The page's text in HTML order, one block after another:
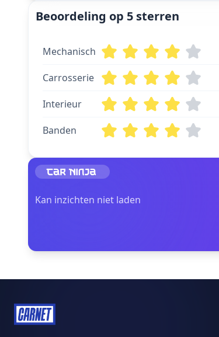
Beoordeling op 5 sterren
Mechanisch
Carrosserie
Interieur
Banden
Kan inzichten niet laden